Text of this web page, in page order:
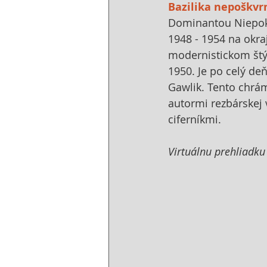
Bazilika
Dominantou
1948 - 1954 na
modernistickom
1950. Je po celý
Gawlik. Tento
autormi rezbárskej
ciferníkmi.
Virtuálnu